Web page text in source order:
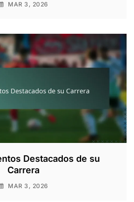
MAR 3, 2026
Destacados de su
Carrera
MAR 3, 2026